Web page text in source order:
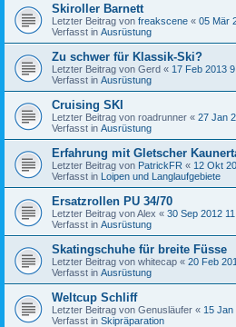
Skiroller Barnett
Letzter Beitrag von freakscene « 05 Mär
Verfasst in Ausrüstung
Zu schwer für Klassik-Ski?
Letzter Beitrag von Gerd « 17 Feb 2013
Verfasst in Ausrüstung
Cruising SKI
Letzter Beitrag von roadrunner « 27 Jan
Verfasst in Ausrüstung
Erfahrung mit Gletscher
Letzter Beitrag von PatrickFR « 12 Okt
Verfasst in Loipen und Langlaufgebiete
Ersatzrollen PU 34/70
Letzter Beitrag vonAlex « 30 Sep 2012
Verfasst in Ausrüstung
Skatingschuhe für breite Füsse
Letzter Beitrag von whitecap « 20 Feb
Verfasst in Ausrüstung
Weltcup Schliff
Letzter Beitrag von Genusläufer « 15 Jan
Verfasst in Skipräparation